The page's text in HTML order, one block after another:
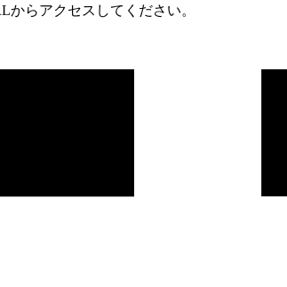
からアクセスしてください。